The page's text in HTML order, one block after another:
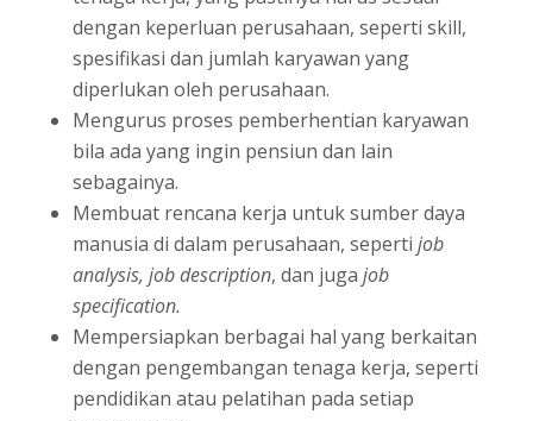
dengan keperluan perusahaan, seperti skill,
spesifikasi dan jumlah karyawan yang
diperlukan oleh perusahaan.
Mengurus proses pemberhentian karyawan
bila ada yang ingin pensiun dan lain
sebagainya.
Membuat rencana kerja untuk sumber daya
manusia di dalam perusahaan, seperti job
analysis, job description, dan juga job
specification.
Mempersiapkan berbagai hal yang berkaitan
dengan pengembangan tenaga kerja, seperti
pendidikan atau pelatihan pada setiap